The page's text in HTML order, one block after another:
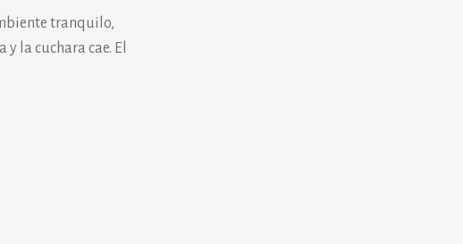
tranquilo,
la cuchara cae. El